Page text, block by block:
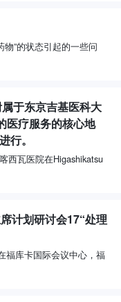
”的状态引起的一些问
于东京吉基医科大
疗服务的核心地
行。
西瓦医院在Higashikatsu
计划研讨会17“处理
福库卡国际会议中心，福